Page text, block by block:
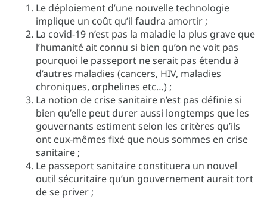
Le déploiement d’une nouvelle technologie
implique un coût qu’il faudra amortir ;
La covid-19 n’est pas la maladie la plus grave que
l’humanité ait connu si bien qu’on ne voit pas
pourquoi le passeport ne serait pas étendu à
d’autres maladies (cancers, HIV, maladies
chroniques, orphelines etc…) ;
La notion de crise sanitaire n’est pas définie si
bien qu’elle peut durer aussi longtemps que les
gouvernants estiment selon les critères qu’ils
ont eux-mêmes fixé que nous sommes en crise
sanitaire ;
Le passeport sanitaire constituera un nouvel
outil sécuritaire qu’un gouvernement aurait tort
de se priver ;